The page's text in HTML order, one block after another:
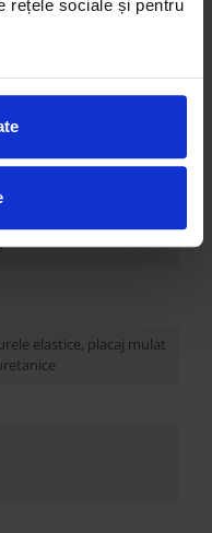
rețele sociale și pentru
stejar, disponibil in mai
elastice, placaj mulat